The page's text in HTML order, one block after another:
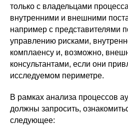
только с владельцами
внутренними и внешними
например с представителями
управлению рисками,
комплаенсу и, возможно,
консультантами, если они
исследуемом периметре.
В рамках анализа процессов
должны запросить,
следующее: